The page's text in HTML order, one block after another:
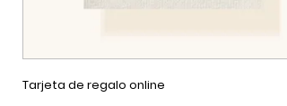
Tarjeta de regalo online